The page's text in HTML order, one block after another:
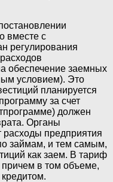
вместе с
регулирования
обеспечение заемных
условием). Это
планируется
за счет
должен
Органы
расходы предприятия
займам, и тем самым,
как заем. В тариф
в том объеме,